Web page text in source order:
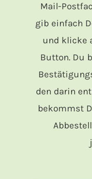
Mail-
gib einfach
und klicke
Button. Du
den darin
bekommst